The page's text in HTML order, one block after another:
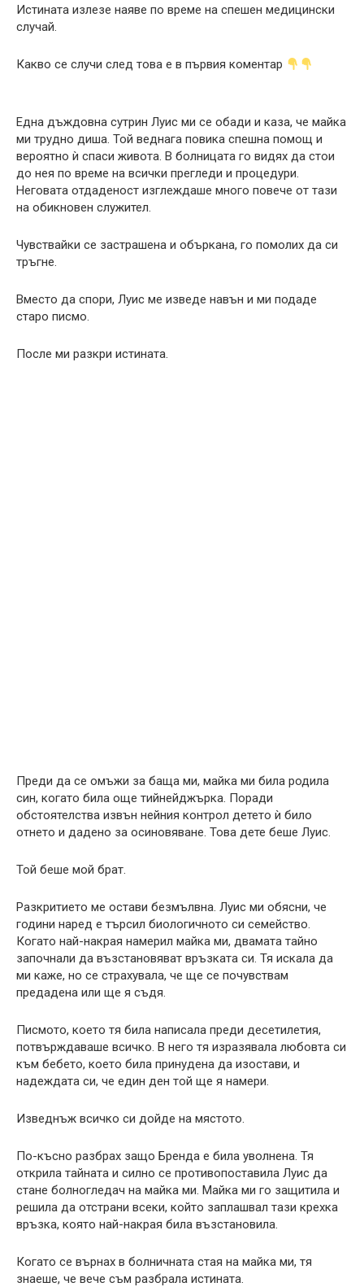
Истината излезе наяве по време на спешен медицински
случай.
Какво се случи след това е в първия коментар
Една дъждовна сутрин Луис ми се обади и каза, че майка
ми трудно диша. Той веднага повика спешна помощ и
вероятно ѝ спаси живота. В болницата го видях да стои
до нея по време на всички прегледи и процедури.
Неговата отдаденост изглеждаше много повече от тази
на обикновен служител.
Чувствайки се застрашена и объркана, го помолих да си
тръгне.
Вместо да спори, Луис ме изведе навън и ми подаде
старо писмо.
После ми разкри истината.
Преди да се омъжи за баща ми, майка ми била родила
син, когато била още тийнейджърка. Поради
обстоятелства извън нейния контрол детето ѝ било
отнето и дадено за осиновяване. Това дете беше Луис.
Той беше мой брат.
Разкритието ме остави безмълвна. Луис ми обясни, че
години наред е търсил биологичното си семейство.
Когато най-накрая намерил майка ми, двамата тайно
започнали да възстановяват връзката си. Тя искала да
ми каже, но се страхувала, че ще се почувствам
предадена или ще я съдя.
Писмото, което тя била написала преди десетилетия,
потвърждаваше всичко. В него тя изразявала любовта си
към бебето, което била принудена да изостави, и
надеждата си, че един ден той ще я намери.
Изведнъж всичко си дойде на мястото.
По-късно разбрах защо Бренда е била уволнена. Тя
открила тайната и силно се противопоставила Луис да
стане болногледач на майка ми. Майка ми го защитила и
решила да отстрани всеки, който заплашвал тази крехка
връзка, която най-накрая била възстановила.
Когато се върнах в болничната стая на майка ми, тя
знаеше, че вече съм разбрала истината.